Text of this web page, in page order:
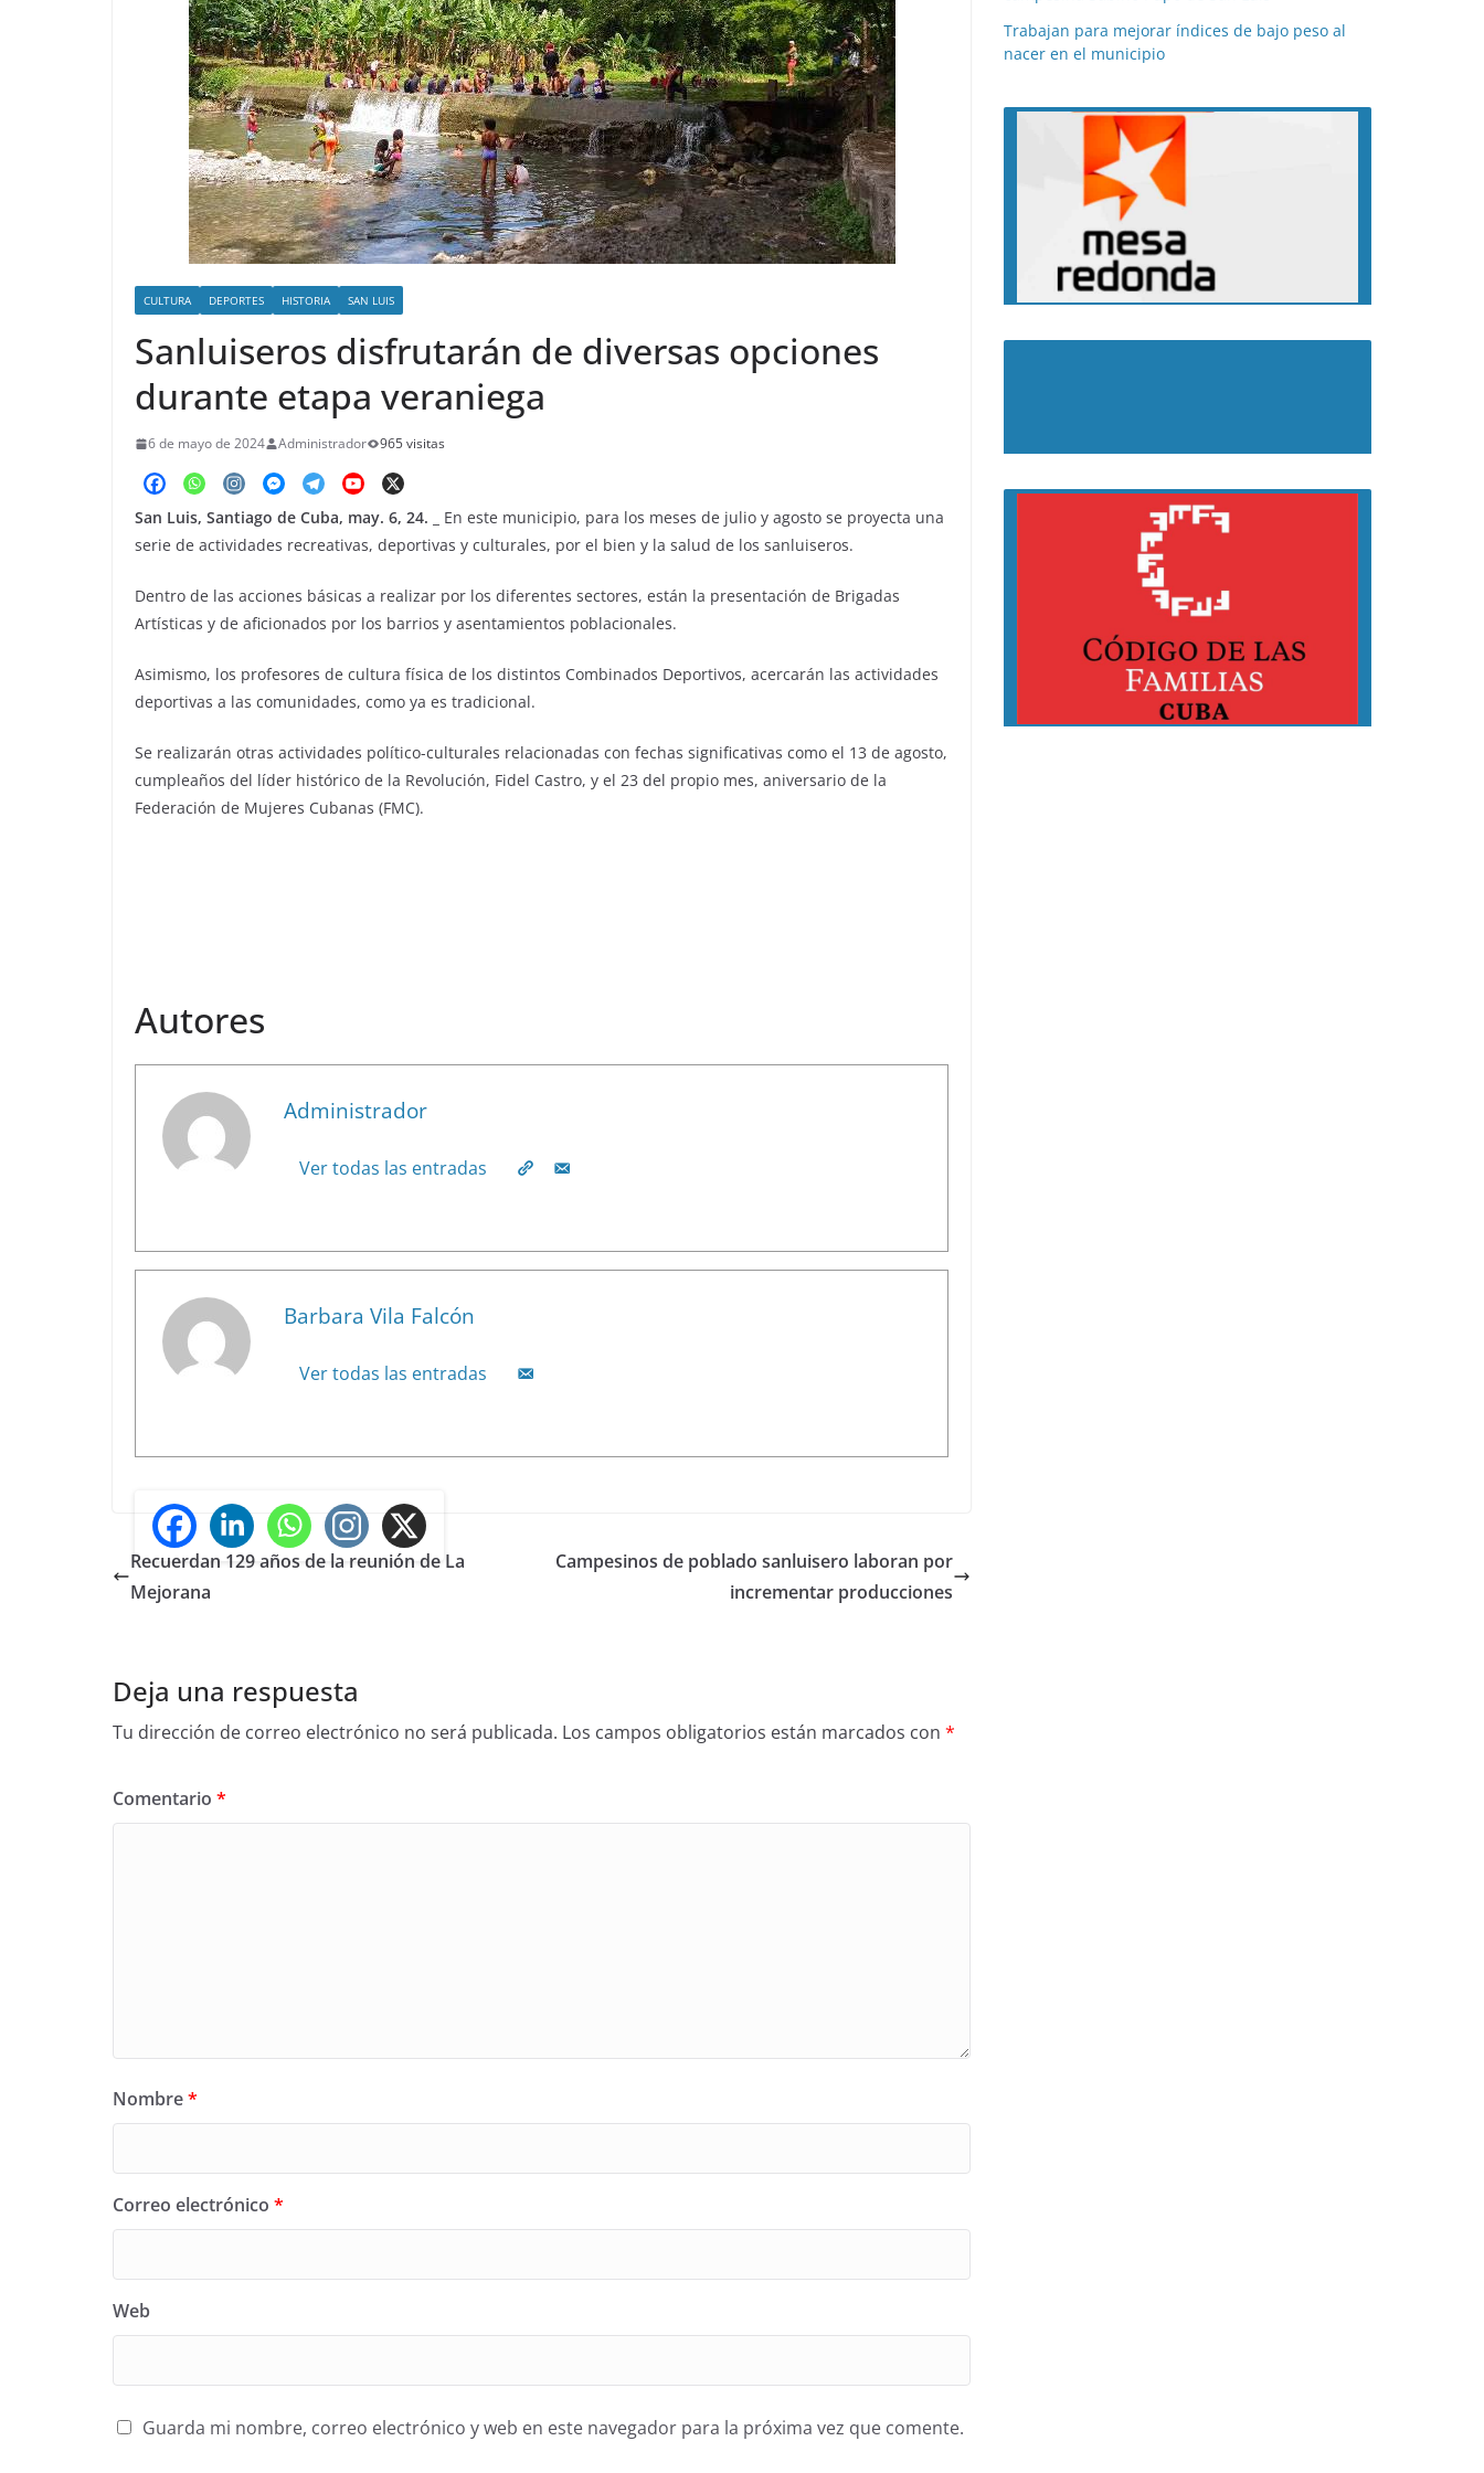
CULTURA DEPORTES HISTORIA SAN LUIS
Sanluiseros disfrutarán de diversas opciones
durante etapa veraniega
6 de mayo de 2024 Administrador 965 visitas
San Luis, Santiago de Cuba, may. 6, 24. _
En este municipio, para los meses de julio y agosto se proyecta una
serie de actividades recreativas, deportivas y culturales, por el bien y la salud de los sanluiseros.
Dentro de las acciones básicas a realizar por los diferentes sectores, están la presentación de Brigadas
Artísticas y de aficionados por los barrios y asentamientos poblacionales.
Asimismo, los profesores de cultura física de los distintos Combinados Deportivos, acercarán las actividades
deportivas a las comunidades, como ya es tradicional.
Se realizarán otras actividades político-culturales relacionadas con fechas significativas como el 13 de agosto,
cumpleaños del líder histórico de la Revolución, Fidel Castro, y el 23 del propio mes, aniversario de la
Federación de Mujeres Cubanas (FMC).
Autores
Administrador
Ver todas las entradas
Barbara Vila Falcón
Ver todas las entradas
Recuerdan 129 años de la reunión de La
Mejorana
Campesinos de poblado sanluisero laboran por
incrementar producciones
Deja una respuesta
Tu dirección de correo electrónico no será publicada. Los campos obligatorios están marcados con *
Comentario *
Nombre*
Correo electrónico *
Web
Guarda mi nombre, correo electrónico y web en este navegador para la próxima vez que comente.
Trabajan para mejorar índices de bajo peso al
nacer en el municipio